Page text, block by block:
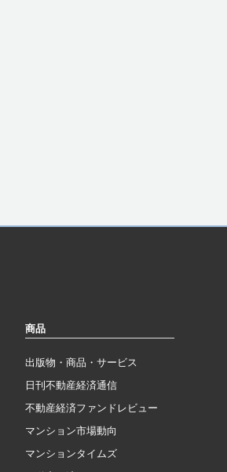
商品
出版物・商品・サービス
日刊不動産経済通信
不動産経済ファンドレビュー
マンション市場動向
マンションタイムズ